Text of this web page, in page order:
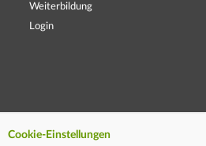
Weiterbildung
Login
Cookie-Einstellungen